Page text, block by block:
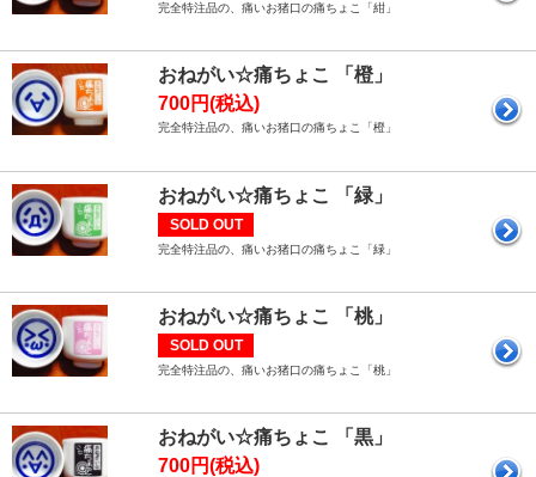
完全特注品の、痛いお猪口の痛ちょこ「紺」
おねがい☆痛ちょこ 「橙」
700円(税込)
完全特注品の、痛いお猪口の痛ちょこ「橙」
おねがい☆痛ちょこ 「緑」
SOLD OUT
完全特注品の、痛いお猪口の痛ちょこ「緑」
おねがい☆痛ちょこ 「桃」
SOLD OUT
完全特注品の、痛いお猪口の痛ちょこ「桃」
おねがい☆痛ちょこ 「黒」
700円(税込)